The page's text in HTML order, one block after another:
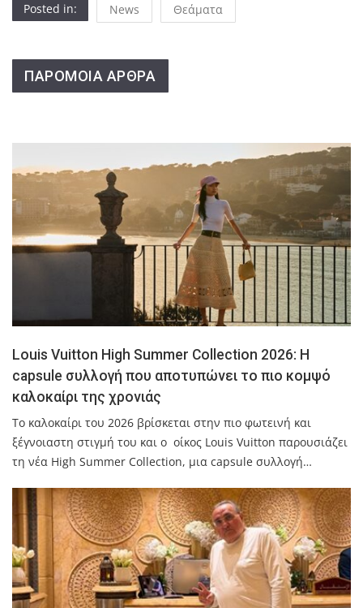
Posted in: News Θεάματα
ΠΑΡΟΜΟΙΑ ΑΡΘΡΑ
Louis Vuitton High Summer Collection 2026: Η
capsule συλλογή που αποτυπώνει το πιο κομψό
καλοκαίρι της χρονιάς
Το καλοκαίρι του 2026 βρίσκεται στην πιο φωτεινή και
ξέγνοιαστη στιγμή του και ο οίκος Louis Vuitton παρουσιάζει
τη νέα High Summer Collection, μια capsule συλλογή…